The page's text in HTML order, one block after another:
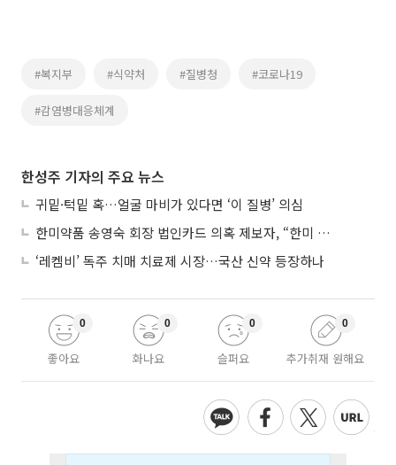
#복지부 #식약처 #질병청 #코로나19
#감염병대응체계
한성주 기자의 주요 뉴스
귀밑·턱밑 혹…얼굴 마비가 있다면 ‘이 질병’ 의심
한미약품 송영숙 회장 법인카드 의혹 제보자, “한미 잘 되기 바라는 마음”
‘레켐비’ 독주 치매 치료제 시장…국산 신약 등장하나
좋아요
0
화나요
0
슬퍼요
0
추가취재 원해요
0